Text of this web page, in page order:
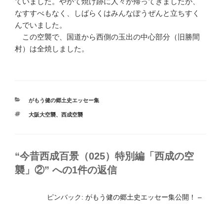
なすすべもなく、しばらくはみんなぽうぜんと立ちすく
んでいました。
この空襲で、国道から西側の玉出の中心部分（旧勝間
村）は全焼しました。
カ
ゴ
がもう健の郷土史エッセー集
タ
大阪大空襲、 西成空襲
“今昔西成百景（025）特別編「西成の空
襲」②” への1件の返信
ピンバック: がもう健の郷土史エッセー集公開！ –